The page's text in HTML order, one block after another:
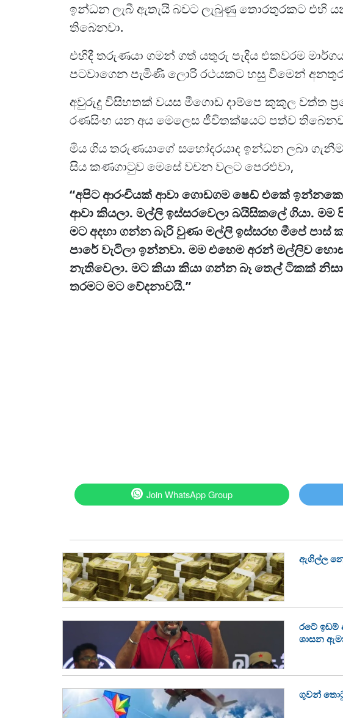
ඉන්ධන ලැබී ඇතැයි බවට ලැබුණු තොරතුරකට එහි
තිබෙනවා.
එහිදී තරුණයා ගමන් ගත් යතුරු පැදිය එකවරම
පටවාගෙන පැමිණි ලොරි රථයකට හසු වීමෙන් අනතුර
අවුරුදු විසිහතක් වයස මීගොඩ දාම්පෙ කුකුල වත්ත
රණසිංහ යන අය මෙලෙස ජීවිතක්ෂයට පත්ව
මිය ගිය තරුණයාගේ සහෝදරයාද ඉන්ධන ලබා
සිය කණගාටුව මෙසේ වචන වලට පෙරළුවා,
“අපිට ආරංචියක් ආවා ගොඩගම ෂෙඩ් එකේ
ආවා කියලා. මල්ලි ඉස්සරවෙලා බයිසිකලේ ගියා.
මට අදහා ගන්න බැරි වුණා මල්ලි ඉස්සරහ මීපේ
පාරේ වැටිලා ඉන්නවා. මම එහෙම අරන් මල්ලිව
නැතිවෙලා. මට කියා කියා ගන්න බෑ තෙල් ටිකක්
තරමට මට වේදනාවයි.”
Join WhatsApp Group
ඇගිල්ල
රටේ ඉඩම්
ශාසන
ගුවන්